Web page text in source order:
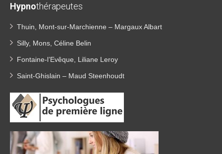
Hypnothérapeutes
Thuin, Mont-sur-Marchienne – Margaux Albart
Silly, Mons, Céline Belin
Fontaine-l’Evêque, Liliane Leroy
Saint-Ghislain – Maud Steenhoudt